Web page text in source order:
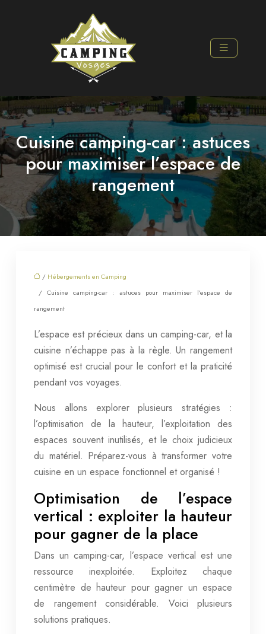
Cuisine camping-car : astuces
pour maximiser l’espace de
rangement
/ Hébergements en Camping
/ Cuisine camping-car : astuces pour maximiser l’espace de
rangement
L’espace est précieux dans un camping-car, et la
cuisine n’échappe pas à la règle. Un rangement
optimisé est crucial pour le confort et la praticité
pendant vos voyages.
Nous allons explorer plusieurs stratégies :
l’optimisation de la hauteur, l’exploitation des
espaces souvent inutilisés, et le choix judicieux
du matériel. Préparez-vous à transformer votre
cuisine en un espace fonctionnel et organisé !
Optimisation de l’espace
vertical : exploiter la hauteur
pour gagner de la place
Dans un camping-car, l’espace vertical est une
ressource inexploitée. Exploitez chaque
centimètre de hauteur pour gagner un espace
de rangement considérable. Voici plusieurs
solutions pratiques.